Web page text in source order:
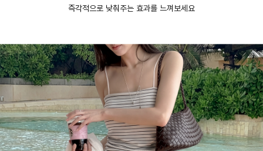
즉각적으로 낮춰주는 효과를 느껴보세요